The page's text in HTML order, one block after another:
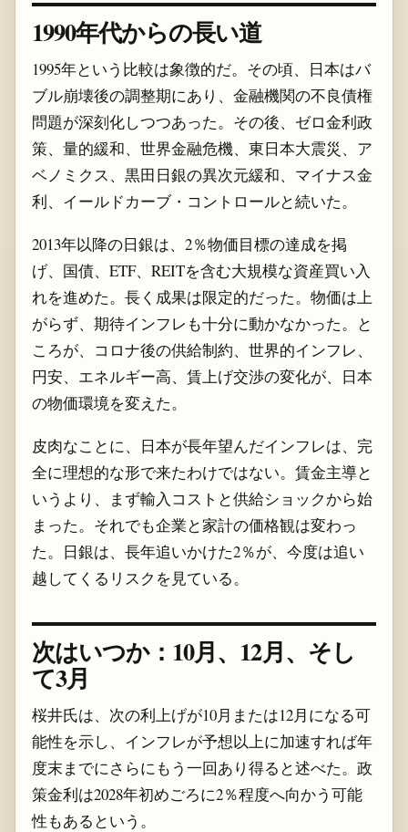
1990年代からの長い道
1995年という比較は象徴的だ。その頃、日本はバ
ブル崩壊後の調整期にあり、金融機関の不良債権
問題が深刻化しつつあった。その後、ゼロ金利政
策、量的緩和、世界金融危機、東日本大震災、ア
ベノミクス、黒田日銀の異次元緩和、マイナス金
利、イールドカーブ・コントロールと続いた。
2013年以降の日銀は、2％物価目標の達成を掲
げ、国債、ETF、REITを含む大規模な資産買い入
れを進めた。長く成果は限定的だった。物価は上
がらず、期待インフレも十分に動かなかった。と
ころが、コロナ後の供給制約、世界的インフレ、
円安、エネルギー高、賃上げ交渉の変化が、日本
の物価環境を変えた。
皮肉なことに、日本が長年望んだインフレは、完
全に理想的な形で来たわけではない。賃金主導と
いうより、まず輸入コストと供給ショックから始
まった。それでも企業と家計の価格観は変わっ
た。日銀は、長年追いかけた2％が、今度は追い
越してくるリスクを見ている。
次はいつか：10月、12月、そし
て3月
桜井氏は、次の利上げが10月または12月になる可
能性を示し、インフレが予想以上に加速すれば年
度末までにさらにもう一回あり得ると述べた。政
策金利は2028年初めごろに2％程度へ向かう可能
性もあるという。